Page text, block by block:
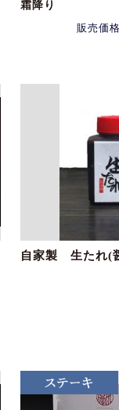
霜降り
販売価
自家製 生たれ(